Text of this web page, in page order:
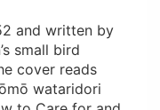
and written by
small bird
cover reads
wataridori